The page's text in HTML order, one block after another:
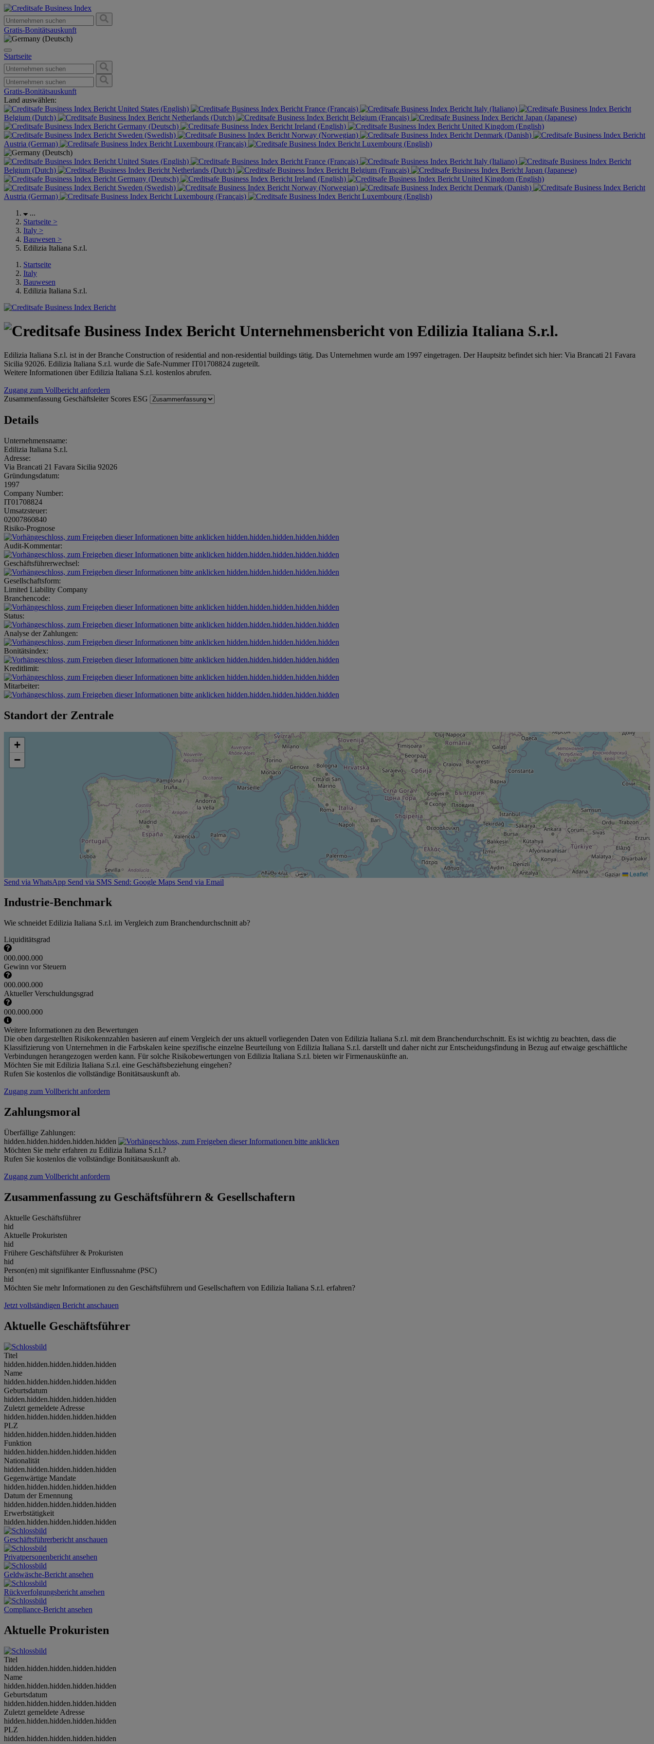
Gratis-Bonitätsauskunft
Startseite
Gratis-Bonitätsauskunft
Land auswählen:
United States (English)
France (Français)
Italy (Italiano)
Belgium (Dutch)
Netherlands (Dutch) Belgium (Français)
Japan (Japanese)
Germany (Deutsch)
Ireland (English)
United Kingdom (English)
Sweden (Swedish)
Norway (Norwegian)
Denmark (Danish)
Austria (German)
Luxembourg (Français) Luxembourg (English)
United States (English) France (Français)
Italy (Italiano)
Belgium (Dutch)
Netherlands (Dutch) Belgium (Français)
Japan (Japanese)
Germany (Deutsch)
Ireland (English)
United Kingdom (English)
Sweden (Swedish)
Norway (Norwegian)
Denmark (Danish)
Austria (German)
Luxembourg (Français)
Luxembourg (English)
...
Startseite >
Italy >
Bauwesen >
Edilizia Italiana S.r.l.
Startseite
Italy
Bauwesen
Edilizia Italiana S.r.l.
Unternehmensbericht von Edilizia Italiana S.r.l.
Edilizia Italiana S.r.l. ist in der Branche Construction of residential and non-residential buildings tätig. Das Unternehmen wurde am 1997 eingetragen. Der Hauptsitz befindet sich hier: Via Brancati 21 Favara
Sicilia 92026. Edilizia Italiana S.r.l. wurde die Safe-Nummer IT01708824 zugeteilt.
Weitere Informationen über Edilizia Italiana S.r.l. kostenlos abrufen.
Zugang zum Vollbericht anfordern
Zusammenfassung Geschäftsleiter Scores ESG
Details
Unternehmensname:
Edilizia Italiana S.r.l.
Adresse:
Via Brancati 21 Favara Sicilia 92026
Gründungsdatum:
1997
Company Number:
IT01708824
Umsatzsteuer:
02007860840
Risiko-Prognose
hidden.hidden.hidden.hidden.hidden
Audit-Kommentar:
hidden.hidden.hidden.hidden.hidden
Geschäftsführerwechsel:
hidden.hidden.hidden.hidden.hidden
Gesellschaftsform:
Limited Liability Company
Branchencode:
hidden.hidden.hidden.hidden.hidden
Status:
hidden.hidden.hidden.hidden.hidden
Analyse der Zahlungen:
hidden.hidden.hidden.hidden.hidden
Bonitätsindex:
hidden.hidden.hidden.hidden.hidden
Kreditlimit:
hidden.hidden.hidden.hidden.hidden
Mitarbeiter:
hidden.hidden.hidden.hidden.hidden
Standort der Zentrale
+
−
Leaflet
Send via WhatsApp Send via SMS Send: Google Maps Send via Email
Industrie-Benchmark
Wie schneidet Edilizia Italiana S.r.l. im Vergleich zum Branchendurchschnitt ab?
Liquiditätsgrad
000.000.000
Gewinn vor Steuern
000.000.000
Aktueller Verschuldungsgrad
000.000.000
Weitere Informationen zu den Bewertungen
Die oben dargestellten Risikokennzahlen basieren auf einem Vergleich der uns aktuell vorliegenden Daten von Edilizia Italiana S.r.l. mit dem Branchendurchschnitt. Es ist wichtig zu beachten, dass die
Klassifizierung von Unternehmen in die Farbskalen keine spezifische einzelne Beurteilung von Edilizia Italiana S.r.l. darstellt und daher nicht zur Entscheidungsfindung in Bezug auf etwaige geschäftliche
Verbindungen herangezogen werden kann. Für solche Risikobewertungen von Edilizia Italiana S.r.l. bieten wir Firmenauskünfte an.
Möchten Sie mit Edilizia Italiana S.r.l. eine Geschäftsbeziehung eingehen?
Rufen Sie kostenlos die vollständige Bonitätsauskunft ab.
Zugang zum Vollbericht anfordern
Zahlungsmoral
Überfällige Zahlungen:
hidden.hidden.hidden.hidden.hidden
Möchten Sie mehr erfahren zu Edilizia Italiana S.r.l.?
Rufen Sie kostenlos die vollständige Bonitätsauskunft ab.
Zugang zum Vollbericht anfordern
Zusammenfassung zu Geschäftsführern & Gesellschaftern
Aktuelle Geschäftsführer
hid
Aktuelle Prokuristen
hid
Frühere Geschäftsführer & Prokuristen
hid
Person(en) mit signifikanter Einflussnahme (PSC)
hid
Möchten Sie mehr Informationen zu den Geschäftsführern und Gesellschaftern von Edilizia Italiana S.r.l. erfahren?
Jetzt vollständigen Bericht anschauen
Aktuelle Geschäftsführer
Titel
hidden.hidden.hidden.hidden.hidden
Name
hidden.hidden.hidden.hidden.hidden
Geburtsdatum
hidden.hidden.hidden.hidden.hidden
Zuletzt gemeldete Adresse
hidden.hidden.hidden.hidden.hidden
PLZ
hidden.hidden.hidden.hidden.hidden
Funktion
hidden.hidden.hidden.hidden.hidden
Nationalität
hidden.hidden.hidden.hidden.hidden
Gegenwärtige Mandate
hidden.hidden.hidden.hidden.hidden
Datum der Ernennung
hidden.hidden.hidden.hidden.hidden
Erwerbstätigkeit
hidden.hidden.hidden.hidden.hidden
Geschäftsführerbericht anschauen
Privatpersonenbericht ansehen
Geldwäsche-Bericht ansehen
Rückverfolgungsbericht ansehen
Compliance-Bericht ansehen
Aktuelle Prokuristen
Titel
hidden.hidden.hidden.hidden.hidden
Name
hidden.hidden.hidden.hidden.hidden
Geburtsdatum
hidden.hidden.hidden.hidden.hidden
Zuletzt gemeldete Adresse
hidden.hidden.hidden.hidden.hidden
PLZ
hidden.hidden.hidden.hidden.hidden